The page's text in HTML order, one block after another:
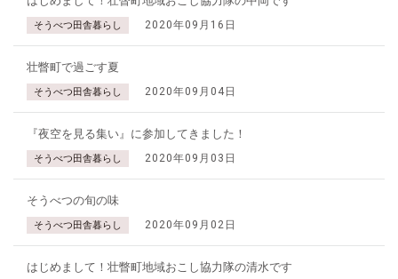
そうべつ田舎暮らし 2020年09月16日
壮瞥町で過ごす夏
そうべつ田舎暮らし 2020年09月04日
『夜空を見る集い』に参加してきました！
そうべつ田舎暮らし 2020年09月03日
そうべつの旬の味
そうべつ田舎暮らし 2020年09月02日
はじめまして！壮瞥町地域おこし協力隊の清水です